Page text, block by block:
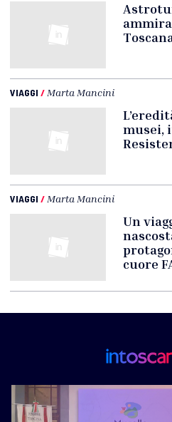
VIAGGI / Marta Mancini
musei,
VIAGGI / Marta Mancini
Un
cuore